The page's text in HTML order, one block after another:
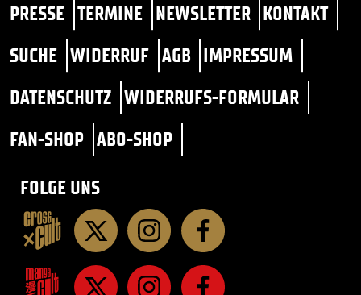
PRESSE TERMINE NEWSLETTER KONTAKT
SUCHE WIDERRUF AGB IMPRESSUM
DATENSCHUTZ WIDERRUFS-FORMULAR
FAN-SHOP ABO-SHOP
FOLGE UNS